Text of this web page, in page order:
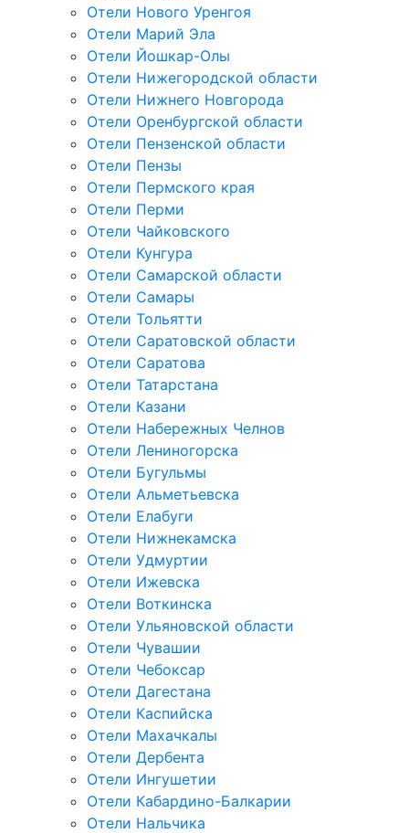
Отели Нового Уренгоя
Отели Марий Эла
Отели Йошкар-Олы
Отели Нижегородской области
Отели Нижнего Новгорода
Отели Оренбургской области
Отели Пензенской области
Отели Пензы
Отели Пермского края
Отели Перми
Отели Чайковского
Отели Кунгура
Отели Самарской области
Отели Самары
Отели Тольятти
Отели Саратовской области
Отели Саратова
Отели Татарстана
Отели Казани
Отели Набережных Челнов
Отели Лениногорска
Отели Бугульмы
Отели Альметьевска
Отели Елабуги
Отели Нижнекамска
Отели Удмуртии
Отели Ижевска
Отели Воткинска
Отели Ульяновской области
Отели Чувашии
Отели Чебоксар
Отели Дагестана
Отели Каспийска
Отели Махачкалы
Отели Дербента
Отели Ингушетии
Отели Кабардино-Балкарии
Отели Нальчика